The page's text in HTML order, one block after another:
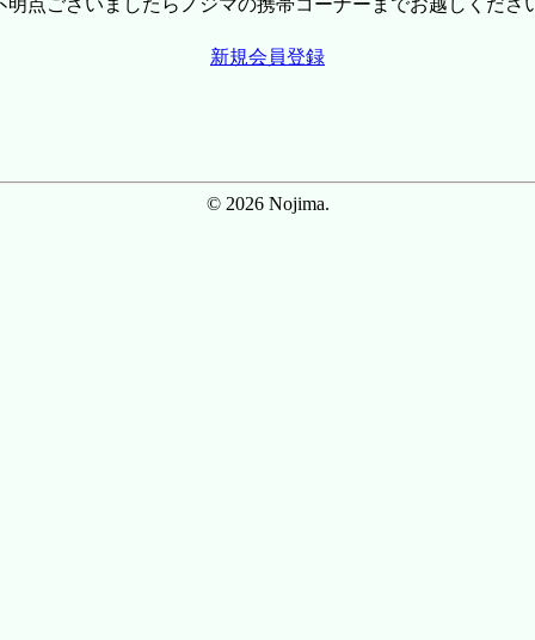
点ございましたらノジマの携帯コーナーまでお越しくださ
新規会員登録
© 2026 Nojima.